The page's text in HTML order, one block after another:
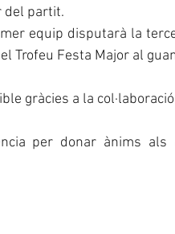
del partit.
equip disputarà la
Trofeu Festa Major al
gràcies a la
per donar ànims